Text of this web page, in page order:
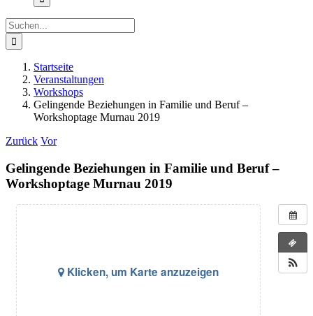
Suche
nach:
Startseite
Veranstaltungen
Workshops
Gelingende Beziehungen in Familie und Beruf –
Workshoptage Murnau 2019
Zurück Vor
Gelingende Beziehungen in Familie und Beruf –
Workshoptage Murnau 2019
Klicken, um Karte anzuzeigen